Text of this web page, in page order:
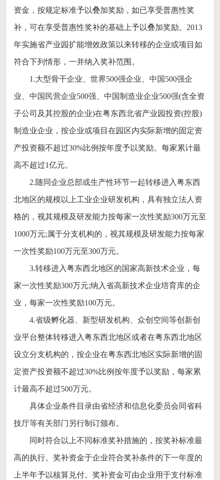
资金，按规定标准予以叠加奖励，如已享受普惠性奖
补，可在享受普惠性奖补的基础上予以叠加奖励。2013
年实施省产业园扩能增效政策以来转移的企业或项目如
符合下列情形，一并纳入奖补范围。
1.大型骨干企业、世界500强企业、中国500强企
业、中国民营企业500强、中国制造业企业500强(含全资
子公司及其控股的企业)在粤东西北省产业园投资(控股)
制造业企业，按企业或项目在园区内实际新增的固定资
产投资额不超过30%比例按年度予以奖励。每家累计最
高不超过1亿元。
2.随同企业总部或生产性环节一起转移进入粤东西
北地区的规模以上工业企业研发机构，具有独立法人资
格的，视其规模及研发能力按每家一次性奖励300万元至
1000万元;属于分支机构的，视其规模及研发能力按每家
一次性奖励100万元至300万元。
3.转移进入粤东西北地区的国家高新技术企业，每
家一次性奖励300万元;纳入省高新技术企业培育库的企
业，每家一次性奖励100万元。
4.省级孵化器、新型研发机构、众创空间等创新创
业平台整体转移进入粤东西北地区或者在粤东西北地区
设立分支机构的，按企业在粤东西北地区实际新增的固
定资产投资额不超过30%比例按年度予以奖励，每家累
计最高不超过500万元。
具体企业条件目录由省经济和信息化委员会同省科
技厅等有关部门另行制订颁布。
同时符合以上不同标准奖补措施的，按奖补标准最
高的执行。奖补资金于企业符合奖补条件的下一年度的
上半年予以核算兑付。奖补资金可由企业用于支付标准